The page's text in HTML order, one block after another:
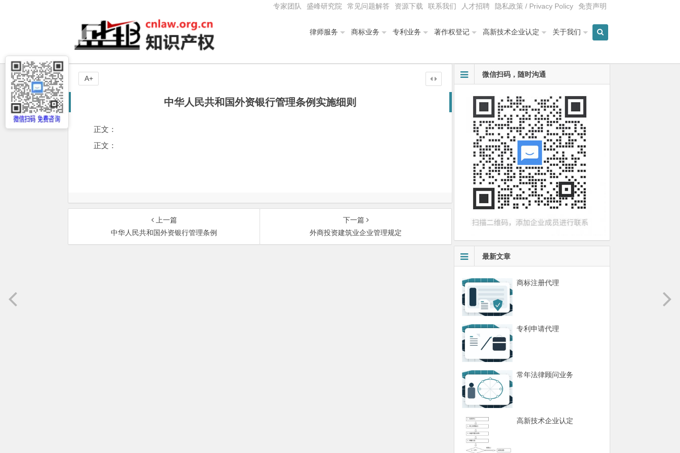
专家团队 盛峰研究院 常见问题解答 资源下载 联系我们 人才招聘 隐私政策 / Privacy Policy 免责声明
律师服务 商标业务 专利业务 著作权登记 高新技术企业认定 关于我们
中华人民共和国外资银行管理条例实施细则
正文：
正文：
A+
上一篇
中华人民共和国外资银行管理条例
下一篇
外商投资建筑业企业管理规定
微信扫码，随时沟通
最新文章
商标注册代理
专利申请代理
常年法律顾问业务
高新技术企业认定